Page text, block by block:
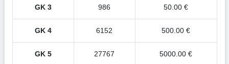
GK 3 986 50.00 €
GK 4 6152 500.00 €
GK 5 27767 5000.00 €